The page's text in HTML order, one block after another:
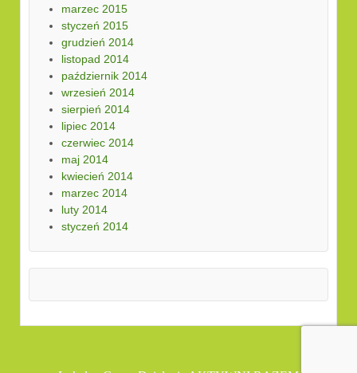
marzec 2015
styczeń 2015
grudzień 2014
listopad 2014
październik 2014
wrzesień 2014
sierpień 2014
lipiec 2014
czerwiec 2014
maj 2014
kwiecień 2014
marzec 2014
luty 2014
styczeń 2014